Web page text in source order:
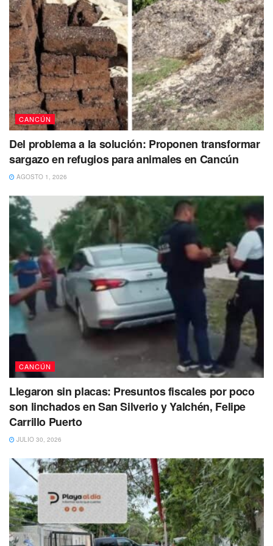
transparencia y confianza de los cancunenses en su
gobierno municipal.
Con estas adiciones aprobadas, la Presidencia Municipal,
a través de la Secretaría Técnica, será la encargada de
desarrollar, regular y vigilar la implementación del proyecto
de “Gobierno Digital”.
Tags: Cancún Digitalización E-Cun Mara Lezama
CANCÚN
Del problema a la solución: Proponen transformar
sargazo en refugios para animales en Cancún
AGOSTO 1, 2026
CANCÚN
Llegaron sin placas: Presuntos fiscales por poco
son linchados en San Silverio y Yalchén, Felipe
Carrillo Puerto
JULIO 30, 2026